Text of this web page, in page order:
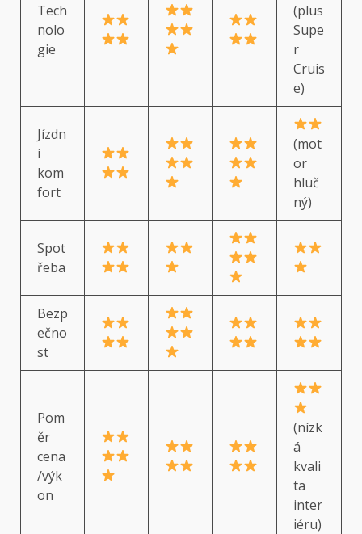
Tech
nolo
gie
(plus
Supe
r
Cruis
e)
Jízdn
í
kom
fort
(mot
or
hluč
ný)
Spot
řeba
Bezp
ečno
st
Pom
ěr
cena
/výk
on
(nízk
á
kvali
ta
inter
iéru)